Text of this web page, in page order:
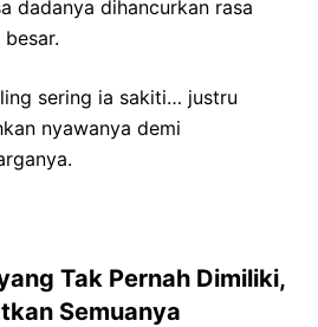
dadanya dihancurkan rasa
sering ia sakiti… justru
nyawanya demi
Tak Pernah Dimiliki,
Semuanya